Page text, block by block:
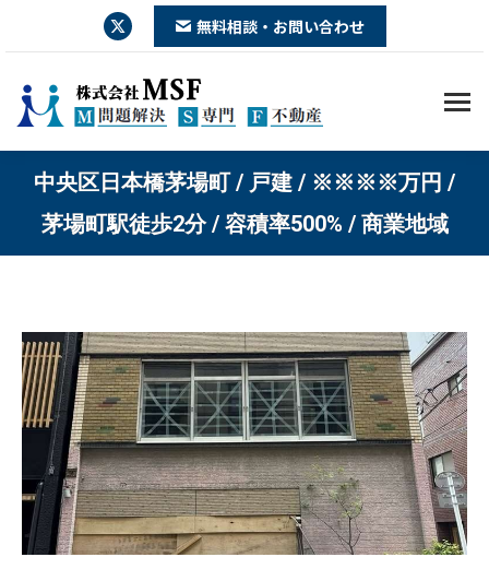
X
page
opens
in
window
無料相談・お問い合わせ
中央区日本橋茅場町 / 戸建 / ※※※※万円 /
茅場町駅徒歩2分 / 容積率500% / 商業地域